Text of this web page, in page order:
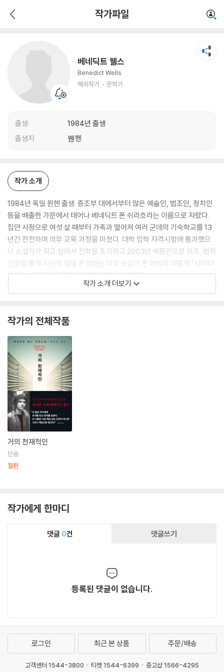
작가파일
베네딕트 웰스
Benedict Wells
해외작가
문학가
출생
1984년 출생
출생지
뭰헨
작가 소개
1984년 독일 뮌헨 출생. 증조부 대에서부터 많은 예술인, 법조인, 정치인
등을 배출한 가문에서 태어나 베네딕트 폰 쉬라흐라는 이름으로 자랐다.
집안 사정으로 여섯 살 때부터 가족과 떨어져 여러 군데의 기숙학교를 13
년간 전전하며 의무 교육 과정을 마쳤다. 대학 입학 자격시험에 통과했으
나 소설가가 되고 싶어서 진학을 포기하고 2003년 베를린으로 이주, 법적
신청을 통해 자신의 성을 존경하는 미국 소설가 존 어빙의 대표작 『사이더
하우스』 주인공 이름에서 가져온 ‘웰스’로 바꿨다.
졸업하고 사회인이 되는 것을 보며 그는 자신이 “공식적으로 아무것도 해
내지 못한 루저”가 된 듯한 기분에 사로잡혀 영국으로 갈 계획을 세운다.
“적어도 외국으로 가면 ‘정상적인 삶’을 살아야 한다는 주위의 압박에서 벗
어날 수 있으니까. 그곳에서 웨이터 생활을 하더라도 계속 작가가 될 때까
지 글을 쓸 것이다”라고 결심한 그에게 그해 여름, 거짓말처럼 스위스로부
터 한 통의 전화가 걸려 온다. 디오게네스 출판사에서 3년에 1명만을 뽑는
신인 공모에 모인 약 9000편의 투고작 중 그의 소설이 최종 선정된 것이
다.
그렇게 웰스를 디오게네스 출판 사상 최연소 작가로 만들어준『베크의 마
지막 여름』(2008)이 출간되었다. 30대 후반의 록 뮤지션 로베르트 베크
가 자신의 인생을 되돌아보고자 모든 걸 버리고 이스탄불로 무작정 떠나는
이야기로서 ‘올해의 가장 흥미로운 데뷔작’이라는 평가를 받았고 2009년
두 번째 소설로 발표한다. 꿈에 부푼 스무 살의 주인공이 1주일 동안 겪는
여러 사건들을 중심으로 대도시 베를린에서 방황하는 청춘군상의 모습을
란과 고독이 반영되어 있다는 평을 받았다.
곱 살 소년이 이름도 얼굴도 모르는 천재 과학자 아버지를 찾아 친구들과
함께 미국 서부 연안으로 가는 내용으로, 출간 이후 《슈피겔》이 선정한 올
소설을 쓰고 있다.
작가 소개 더보기
작가의 전체작품
거의 천재적인
단숨
절판
작가에게 한마디
댓글 0건 댓글쓰기
등록된 댓글이 없습니다.
로그인 최근 본 상품 주문/배송
고객센터 1544-3800 티켓 1544-6399
중고샵 1566-4295